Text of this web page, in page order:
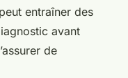
entraîner des
avant
de